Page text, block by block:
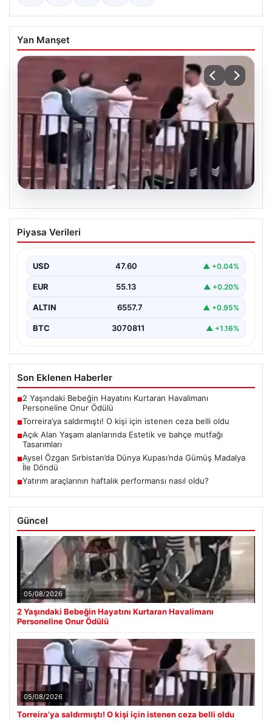
Yan Manşet
05.08.2026
Torreira’ya saldırmıştı! O kişi için
istenen ceza belli oldu
İstenilen Ceza Belli Oldu", "content": "İstanbul'da
gerçekleşen…
Piyasa Verileri
USD 47.60 ▲ +0.04%
EUR 55.13 ▲ +0.20%
ALTIN 6557.7 ▲ +0.95%
BTC 3070811 ▲ +1.16%
Son Eklenen Haberler
■2 Yaşındaki Bebeğin Hayatını Kurtaran Havalimanı
Personeline Onur Ödülü
■Torreira’ya saldırmıştı! O kişi için istenen ceza belli oldu
■Açık Alan Yaşam alanlarında Estetik ve bahçe mutfağı
Tasarımları
■Aysel Özgan Sırbistan’da Dünya Kupası’nda Gümüş Madalya
İle Döndü
■Yatırım araçlarının haftalık performansı nasıl oldu?
Güncel
05/08/2026
2 Yaşındaki Bebeğin Hayatını Kurtaran Havalimanı
Personeline Onur Ödülü
05/08/2026
Torreira’ya saldırmıştı! O kişi için istenen ceza belli oldu